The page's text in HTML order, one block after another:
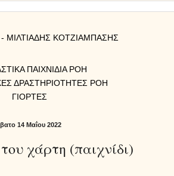
ΜΙΛΤΙΑΔΗΣ ΚΟΤΖΙΑΜΠΑΣΗΣ
ΠΑΙΧΝΙΔΙΑ ΡΟΗ
ΔΡΑΣΤΗΡΙΟΤΗΤΕΣ ΡΟΗ
ΓΙΟΡΤΕΣ
14 Μαΐου 2022
χάρτη (παιχνίδι)